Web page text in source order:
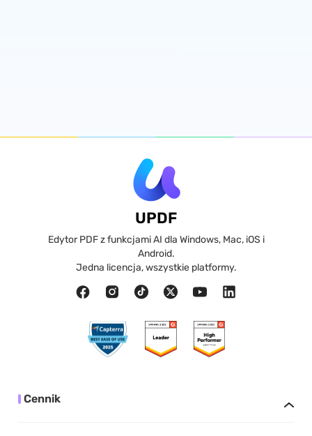
UPDF
Edytor PDF z funkcjami AI dla Windows, Mac, iOS i
Android.
Jedna licencja, wszystkie platformy.
Cennik